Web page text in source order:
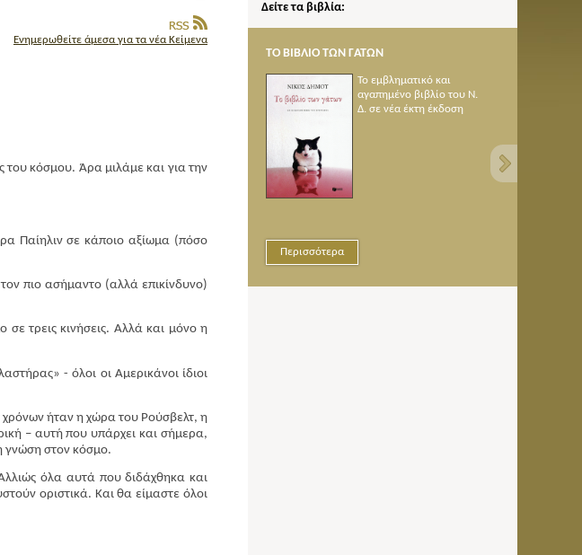
Ενημερωθείτε άμεσα για τα νέα Κείμενα
του κόσμου. Άρα μιλάμε και για την
Παίηλιν σε κάποιο αξίωμα (πόσο
πιο ασήμαντο (αλλά επικίνδυνο)
τρεις κινήσεις. Αλλά και μόνο η
- όλοι οι Αμερικάνοι ίδιοι
ήταν η χώρα του Ρούσβελτ, η
– αυτή που υπάρχει και σήμερα,
γνώση στον κόσμο.
όλα αυτά που διδάχθηκα και
οριστικά. Και θα είμαστε όλοι
Δείτε τα βιβλία:
ΤΟ ΒΙΒΛΙΟ ΤΩΝ ΓΑΤΩΝ
Το εμβληματικό και
αγαπημένο βιβλίο του Ν.
Δ. σε νέα έκτη έκδοση